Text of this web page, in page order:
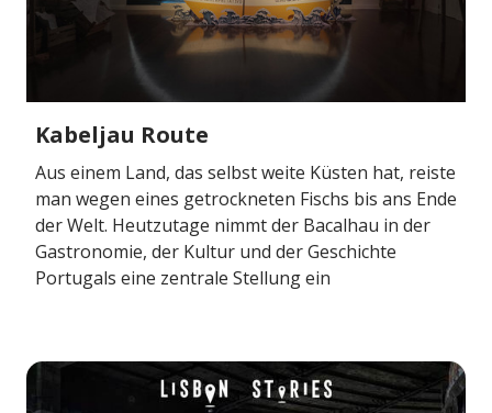
Kabeljau Route
Aus einem Land, das selbst weite Küsten hat, reiste
man wegen eines getrockneten Fischs bis ans Ende
der Welt. Heutzutage nimmt der Bacalhau in der
Gastronomie, der Kultur und der Geschichte
Portugals eine zentrale Stellung ein